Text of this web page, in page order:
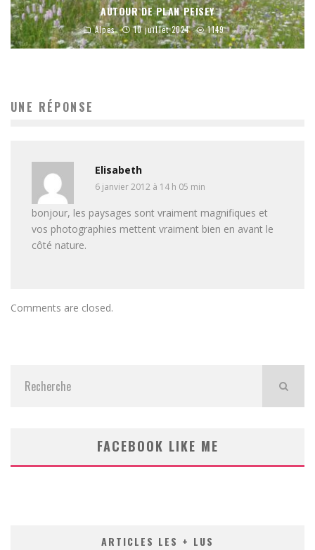
AUTOUR DE PLAN PEISEY
Alpes 10 juillet 2024 1149
UNE RÉPONSE
Elisabeth
6 janvier 2012 à 14 h 05 min
bonjour, les paysages sont vraiment magnifiques et
vos photographies mettent vraiment bien en avant le
côté nature.
Comments are closed.
FACEBOOK LIKE ME
ARTICLES LES + LUS